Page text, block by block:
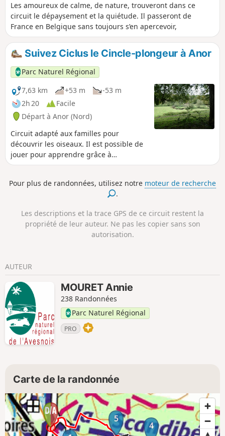
Les amoureux de calme, de nature, trouveront dans ce
circuit le dépaysement et la quiétude. Il passeront de
France en Belgique sans toujours s’en apercevoir,
Suivez Ciclus le Cincle-plongeur à Anor
Parc Naturel Régional
7,63 km
+53 m
-53 m
2h 20
Facile
Départ à Anor (Nord)
Circuit adapté aux familles pour
découvrir les oiseaux. Il est possible de
jouer pour apprendre grâce à
l'application Baladavesnois.
Pour plus de randonnées, utilisez notre moteur de recherche
.
Les descriptions et la trace GPS de ce circuit restent la
propriété de leur auteur. Ne pas les copier sans son
autorisation.
AUTEUR
MOURET Annie
238 Randonnées
Parc Naturel Régional
PRO
Carte de la randonnée
4
5